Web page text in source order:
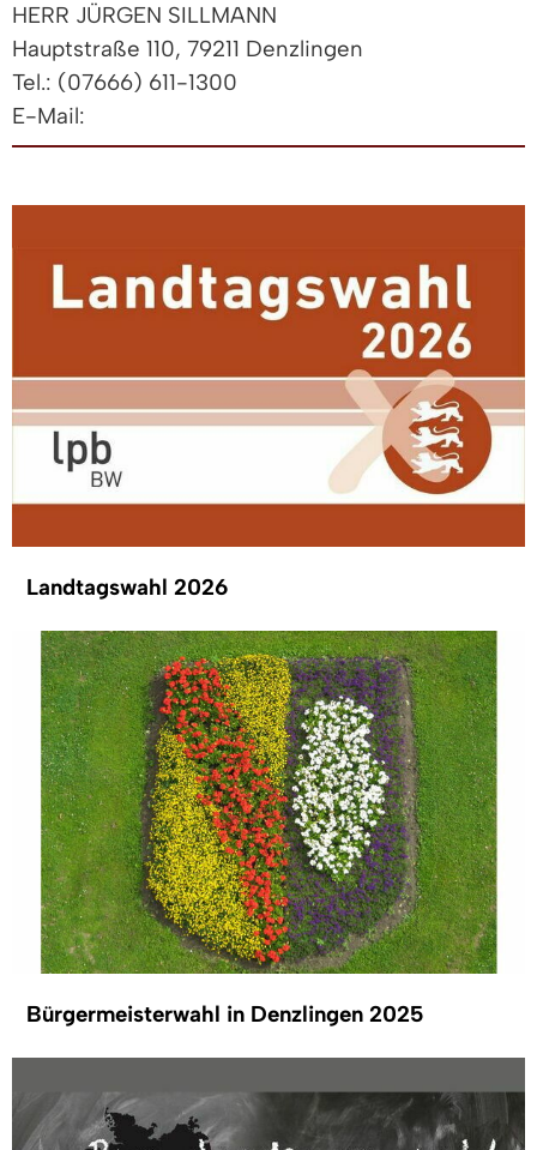
HERR JÜRGEN SILLMANN
Hauptstraße 110, 79211 Denzlingen
Tel.: (07666) 611-1300
E-Mail:
Landtagswahl 2026
Bürgermeisterwahl in Denzlingen 2025